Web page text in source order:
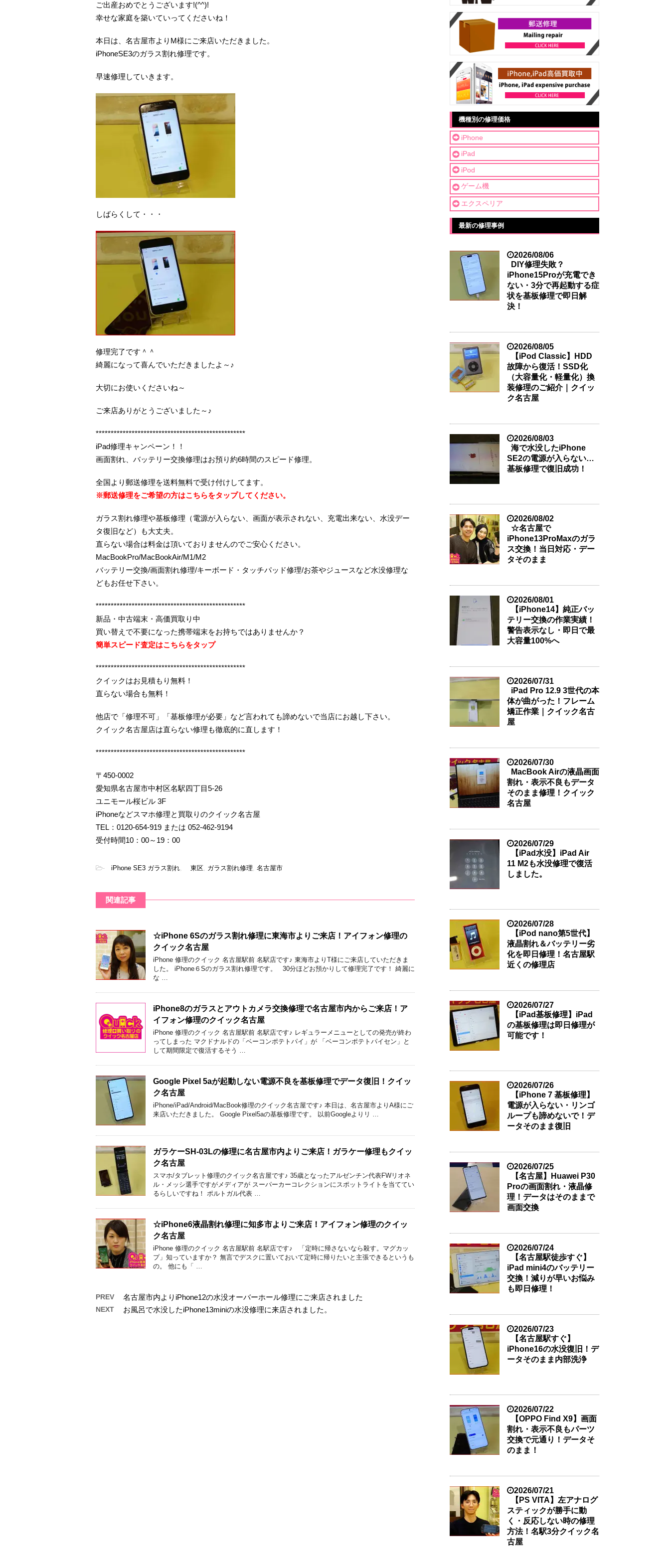
ご出産おめでとうございます!(^^)!
幸せな家庭を築いていってくださいね！
本日は、名古屋市よりM様にご来店いただきました。
iPhoneSE3のガラス割れ修理です。
早速修理していきます。
しばらくして・・・
修理完了です＾＾
綺麗になって喜んでいただきましたよ～♪
大切にお使いくださいね～
ご来店ありがとうございました～♪
**************************************************
iPad修理キャンペーン！！
画面割れ、バッテリー交換修理はお預り約6時間のスピード修理。
全国より郵送修理を送料無料で受け付けしてます。
※郵送修理をご希望の方はこちらをタップしてください。
ガラス割れ修理や基板修理（電源が入らない、画面が表示されない、充電出来ない、水没デー
タ復旧など）も大丈夫。
直らない場合は料金は頂いておりませんのでご安心ください。
MacBookPro/MacBookAir/M1/M2
バッテリー交換/画面割れ修理/キーボード・タッチパッド修理/お茶やジュースなど水没修理な
どもお任せ下さい。
**************************************************
新品・中古端末・高価買取り中
買い替えで不要になった携帯端末をお持ちではありませんか？
簡単スピード査定はこちらをタップ
**************************************************
クイックはお見積もり無料！
直らない場合も無料！
他店で「修理不可」「基板修理が必要」など言われても諦めないで当店にお越し下さい。
クイック名古屋店は直らない修理も徹底的に直します！
**************************************************
〒450-0002
愛知県名古屋市中村区名駅四丁目5-26
ユニモール桜ビル 3F
iPhoneなどスマホ修理と買取りのクイック名古屋
TEL：0120-654-919 または 052-462-9194
受付時間10：00～19：00
- iPhone SE3 ガラス割れ, 東区, ガラス割れ修理, 名古屋市
関連記事
☆iPhone 6Sのガラス割れ修理に東海市よりご来店！アイフォン修理の
クイック名古屋
iPhone 修理のクイック 名古屋駅前 名駅店です♪ 東海市よりT様にご来店していただきま
した。 iPhone６Sのガラス割れ修理です。 30分ほどお預かりして修理完了です！ 綺麗に
な …
iPhone8のガラスとアウトカメラ交換修理で名古屋市内からご来店！ア
イフォン修理のクイック名古屋
iPhone 修理のクイック 名古屋駅前 名駅店です♪ レギュラーメニューとしての発売が終わ
ってしまった マクドナルドの「ベーコンポテトパイ」が 「ベーコンポテトパイセン」と
して期間限定で復活するそう …
Google Pixel 5aが起動しない電源不良を基板修理でデータ復旧！クイッ
ク名古屋
iPhone/iPad/Android/MacBook修理のクイック名古屋です♪ 本日は、名古屋市よりA様にご
来店いただきました。 Google Pixel5aの基板修理です。 以前Googleよりリ …
ガラケーSH-03Lの修理に名古屋市内よりご来店！ガラケー修理もクイッ
ク名古屋
スマホ/タブレット修理のクイック名古屋です♪ 35歳となったアルゼンチン代表FWリオネ
ル・メッシ選手ですがメディアが スーパーカーコレクションにスポットライトを当ててい
るらしいですね！ ポルトガル代表 …
☆iPhone6液晶割れ修理に知多市よりご来店！アイフォン修理のクイッ
ク名古屋
iPhone 修理のクイック 名古屋駅前 名駅店です♪ 「定時に帰さないなら殺す。マグカッ
プ」知っていますか？ 無言でデスクに置いておいて定時に帰りたいと主張できるというも
の。 他にも「 …
PREV 名古屋市内よりiPhone12の水没オーバーホール修理にご来店されました
NEXT お風呂で水没したiPhone13miniの水没修理に来店されました。
機種別の修理価格
iPhone
iPad
iPod
ゲーム機
エクスペリア
最新の修理事例
2026/08/06
DIY修理失敗？
iPhone15Proが充電でき
ない・3分で再起動する症
状を基板修理で即日解
決！
2026/08/05
【iPod Classic】HDD
故障から復活！SSD化
（大容量化・軽量化）換
装修理のご紹介｜クイッ
ク名古屋
2026/08/03
海で水没したiPhone
SE2の電源が入らない…
基板修理で復旧成功！
2026/08/02
☆名古屋で
iPhone13ProMaxのガラ
ス交換！当日対応・デー
タそのまま
2026/08/01
【iPhone14】純正バッ
テリー交換の作業実績！
警告表示なし・即日で最
大容量100%へ
2026/07/31
iPad Pro 12.9 3世代の本
体が曲がった！フレーム
矯正作業｜クイック名古
屋
2026/07/30
MacBook Airの液晶画面
割れ・表示不良もデータ
そのまま修理！クイック
名古屋
2026/07/29
【iPad水没】iPad Air
11 M2も水没修理で復活
しました。
2026/07/28
【iPod nano第5世代】
液晶割れ＆バッテリー劣
化を即日修理！名古屋駅
近くの修理店
2026/07/27
【iPad基板修理】iPad
の基板修理は即日修理が
可能です！
2026/07/26
【iPhone 7 基板修理】
電源が入らない・リンゴ
ループも諦めないで！デ
ータそのまま復旧
2026/07/25
【名古屋】Huawei P30
Proの画面割れ・液晶修
理！データはそのままで
画面交換
2026/07/24
【名古屋駅徒歩すぐ】
iPad mini4のバッテリー
交換！減りが早いお悩み
も即日修理！
2026/07/23
【名古屋駅すぐ】
iPhone16の水没復旧！デ
ータそのまま内部洗浄
2026/07/22
【OPPO Find X9】画面
割れ・表示不良もパーツ
交換で元通り！データそ
のまま！
2026/07/21
【PS VITA】左アナログ
スティックが勝手に動
く・反応しない時の修理
方法！名駅3分クイック名
古屋